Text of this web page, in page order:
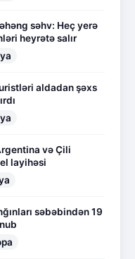
səhv: Heç yerə
heyrətə salır
aldadan şəxs
və Çili
layihəsi
səbəbindən 19